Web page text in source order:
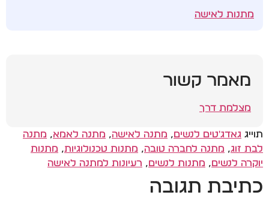
מתנות לאישה
מאמר קשור
מצלמת דרך
תוייג גאדג'טים לנשים, מתנה לאישה, מתנה לאמא, מתנה
לבת זוג, מתנה לחברה טובה, מתנות טכנולוגיות, מתנות
יוקרה לנשים, מתנות לנשים, רעיונות למתנה לאישה
כתיבת תגובה